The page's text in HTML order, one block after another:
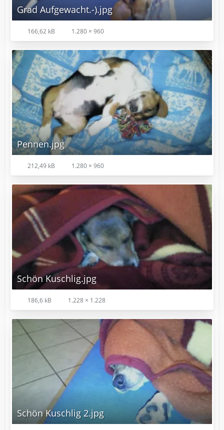
Grad Aufgewacht.-).jpg
166,62 kB 1.280 × 960
Pennen.jpg
212,49 kB 1.280 × 960
Schön Kuschlig.jpg
186,6 kB 1.228 × 1.228
Schön Kuschlig 2.jpg